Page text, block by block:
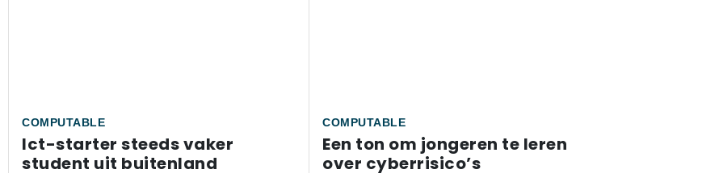
COMPUTABLE
Ict-starter steeds vaker
student uit buitenland
COMPUTABLE
Een ton om jongeren te leren
over cyberrisico’s